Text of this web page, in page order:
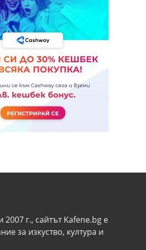
г., сайтът Kafene.bg e
за изкуство, култура и